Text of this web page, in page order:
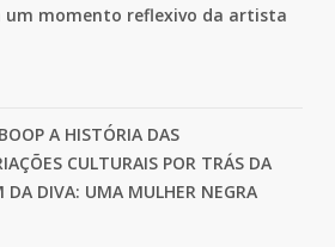
momento reflexivo da artista
A HISTÓRIA DAS
CULTURAIS POR TRÁS DA
DA DIVA: UMA MULHER NEGRA